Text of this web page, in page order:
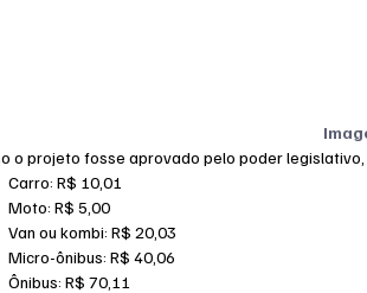
o projeto fosse aprovado pelo poder
Carro: R$ 10,01
Moto: R$ 5,00
Van ou kombi: R$ 20,03
Micro-ônibus: R$ 40,06
Ônibus: R$ 70,11